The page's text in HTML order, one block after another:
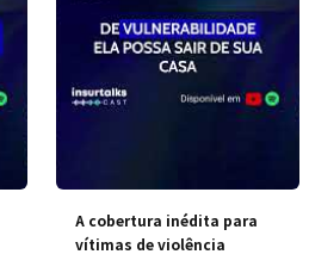
A cobertura inédita para
vítimas de violência